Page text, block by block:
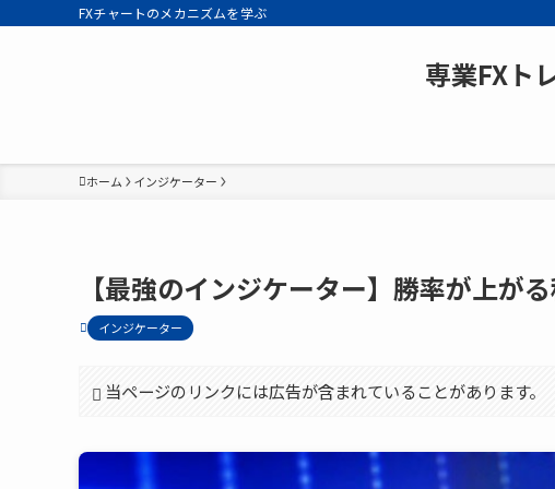
FXチャートのメカニズムを学ぶ
専業FXト
ホーム インジケーター
【最強のインジケーター】勝率が上が
インジケーター
当ページのリンクには広告が含まれていることがあります。